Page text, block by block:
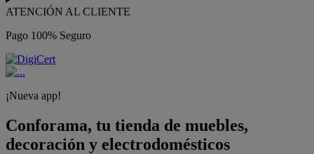
ATENCIÓN AL CLIENTE
Pago 100% Seguro
¡Nueva app!
Conforama, tu tienda de muebles,
decoración y electrodomésticos